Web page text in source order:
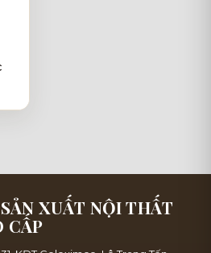
XUẤT NỘI THẤT
CẤP